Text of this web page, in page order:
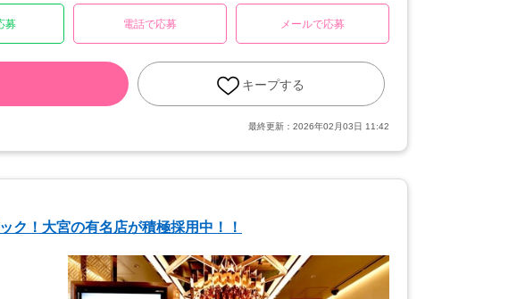
募 電話で応募 メールで応募
キープする
最終更新： 2026年02月03日 11:42
ク！大宮の有名店が積極採用中！！